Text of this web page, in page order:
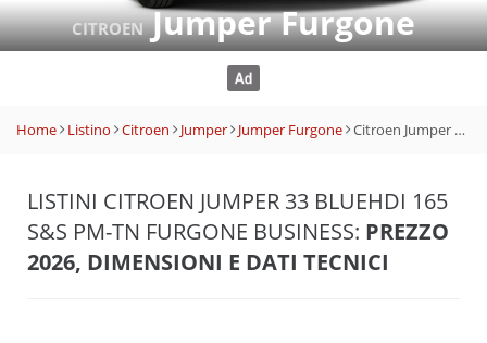
CITROENJumper Furgone
Home Listino Citroen Jumper Jumper Furgone Citroen Jumper 33 BlueHDi 165 S&S PM-TN Furgone Business
LISTINI CITROEN JUMPER 33 BLUEHDI 165
S&S PM-TN FURGONE BUSINESS: PREZZO
2026, DIMENSIONI E DATI TECNICI